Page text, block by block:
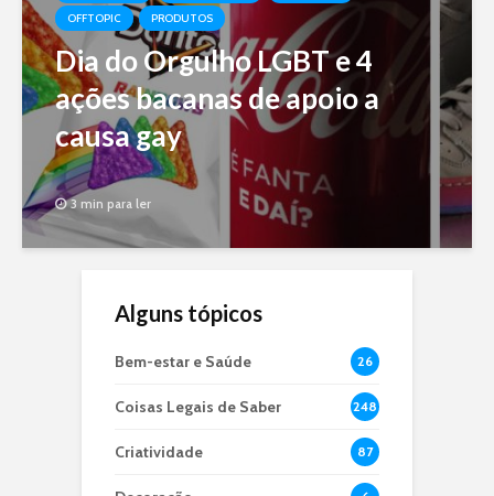
OFFTOPIC
PRODUTOS
Dia do Orgulho LGBT e 4
ações bacanas de apoio a
causa gay
3 min para ler
Alguns tópicos
Bem-estar e Saúde 26
Coisas Legais de Saber 248
Criatividade 87